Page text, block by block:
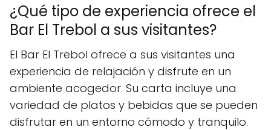
¿Qué tipo de experiencia ofrece el
Bar El Trebol a sus visitantes?
El Bar El Trebol ofrece a sus visitantes una
experiencia de relajación y disfrute en un
ambiente acogedor. Su carta incluye una
variedad de platos y bebidas que se pueden
disfrutar en un entorno cómodo y tranquilo.